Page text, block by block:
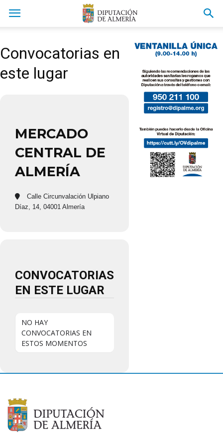
Convocatorias en
este lugar
MERCADO
CENTRAL DE
ALMERÍA
Calle Circunvalación Ulpiano
Díaz, 14, 04001 Almería
CONVOCATORIAS
EN ESTE LUGAR
NO HAY
CONVOCATORIAS EN
ESTOS MOMENTOS